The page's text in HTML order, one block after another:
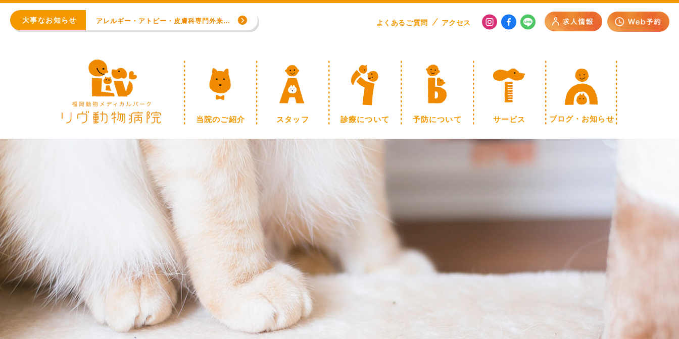
大事なお知らせ アレルギー・アトピー・皮膚科専門外来／川野浩志先生（完全予約制）
WEB予約始まりました！
※重要※ 価格改定のお知らせ
初診 問診入力フォーム
アレルギー・アトピー・皮膚科専門外来／川野浩志先生（完全予約制）
WEB予約始まりました！
※重要※ 価格改定のお知らせ
よくあるご質問 アクセス
当院のご紹介 スタッフ 診療について 予防について サービス ブログ・お知らせ